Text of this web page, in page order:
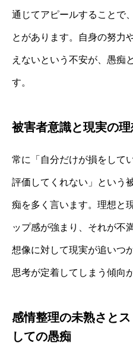
通じてアピールすることで
とがあります。自身の努力
えないという不安が、愚痴
す。
被害者意識と現実の
常に「自分だけが損をして
評価してくれない」という
痴を多く言います。理想と
ップ感が強まり、それが不
想像に対して現実が追いつ
思考が定着してしまう傾向
感情整理の未熟さと
しての愚痴